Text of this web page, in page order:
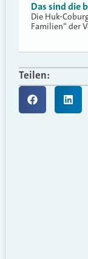
Das sind die
Die Huk-
Familien“ der
Teilen: